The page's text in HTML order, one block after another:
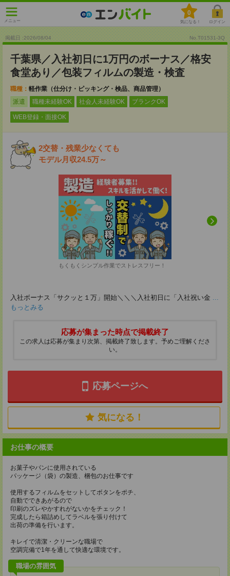
メニュー
0
気になる！ ログイン
掲載日 :2026/08/04 No.T01531-3Q
千葉県／入社初日に1万円のボーナス／格安
食堂あり／包装フィルムの製造・検査
職種： 軽作業（仕分け・ピッキング・検品、商品管理）
派遣
職種未経験OK 社会人未経験OK ブランクOK
WEB登録・面接OK
2交替・残業少なくても
モデル月収24.5万～
もくもくシンプル作業でストレスフリー！
入社ボーナス「サクッと１万」開始＼＼＼入社初日に「入社祝い金 ...
もっとみる
応募が集まった時点で掲載終了
この求人は応募が集まり次第、掲載終了致します。予めご理解くださ
い。
応募ページへ
気になる！
お仕事の概要
お菓子やパンに使用されている
パッケージ（袋）の製造、梱包のお仕事です
使用するフィルムをセットしてボタンをポチ、
自動でできあがるので
印刷のズレやかすれがないかをチェック！
完成したら箱詰めしてラベルを張り付けて
出荷の準備を行います。
キレイで清潔・クリーンな職場で
空調完備で1年を通して快適な環境です。
職場の雰囲気